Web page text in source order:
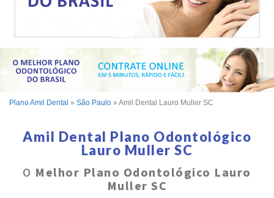
Plano Amil Dental » São Paulo » Amil Dental Lauro Muller SC
Amil Dental Plano Odontológico
Lauro Muller SC
O Melhor Plano Odontológico Lauro
Muller SC